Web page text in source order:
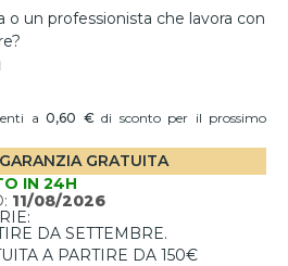
o un professionista che lavora con
a0,60 €di sconto per il prossimo
GRATUITA
IN 24H
11/08/2026
DA SETTEMBRE.
A PARTIRE DA 150€